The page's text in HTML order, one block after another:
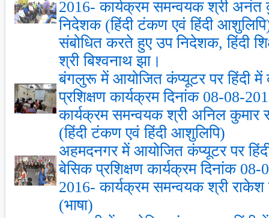
2016- कार्यक्रम समन्‍वयक श्री अनंत
निदेशक (हिंदी टंकण एवं हिंदी आशुलिपि)
संबोधित करते हुए उप निदेशक, हिंदी
श्री बिश्‍वनाथ झा।
बंगलुरू में आयोजित कंप्‍यूटर पर हिंदी
प्रशिक्षण कार्यक्रम दिनांक 08-08-
कार्यक्रम समन्‍वयक श्री अनिल
(हिंदी टंकण एवं हिंदी आशुलिपि)
अहमदनगर में आयोजित कंप्‍यूटर पर
बेसिक प्रशिक्षण कार्यक्रम दिनांक
2016- कार्यक्रम समन्‍वयक श्री
(भाषा)